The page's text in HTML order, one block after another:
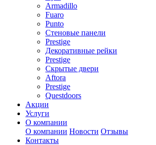
Armadillo
Fuaro
Punto
Стеновые панели
Prestige
Декоративные рейки
Prestige
Скрытые двери
Aftora
Prestige
Questdoors
Акции
Услуги
О компании
О компании Новости Отзывы
Контакты